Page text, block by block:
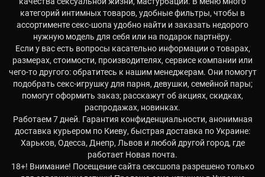
категорий интимных товаров, удобные фильтры, чтобы в
ассортименте секс-шопа удобно найти и заказать недорого
нужную модель для себя или на подарок партнёру.
Если у вас есть вопросы касательно информации о товарах,
размерах, стоимости, производителях, сервисе компании или
чего-то другого: обратитесь к нашим менеджерам. Они помогут
подобрать секс-игрушку для парня, девушки, семейной пары;
помогут оформить заказ; расскажут об акциях, скидках,
распродажах, новинках.
Работаем 7 дней. Гарантия конфиденциальности, анонимная
доставка курьером по Киеву, быстрая доставка по Украине:
Харьков, Одесса, Днепр, Львов и любой другой город, где
работает Новая почта.
18+! Внимание! Посещение сайта сексшопа разрешено только